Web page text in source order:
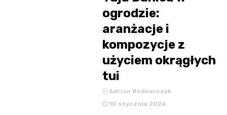
ogrodzie:
aranżacje i
kompozycje z
użyciem okrągłych
tui
Adrian Bednarczyk
10 stycznia 2026